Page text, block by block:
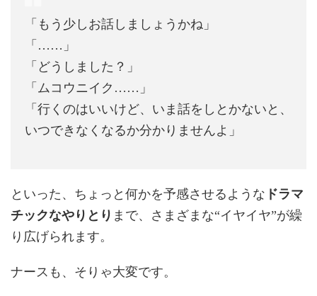
「もう少しお話しましょうかね」
「……」
「どうしました？」
「ムコウニイク……」
「行くのはいいけど、いま話をしとかないと、
いつできなくなるか分かりませんよ」
といった、ちょっと何かを予感させるような ドラマ
チックなやりとり まで、さまざまな“イヤイヤ”が繰
り広げられます。
ナースも、そりゃ大変です。